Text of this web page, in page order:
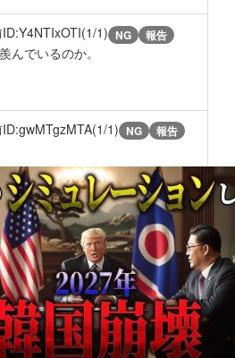
ID:Y4NTIxOTI(1/1) NG 報告
んでいるのか。
ID:gwMTgzMTA(1/1) NG 報告